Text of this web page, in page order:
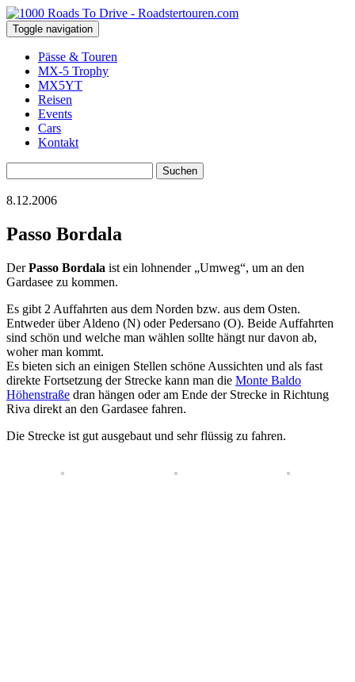
Toggle navigation
Pässe & Touren
MX-5 Trophy
MX5YT
Reisen
Events
Cars
Kontakt
nach:
8.12.2006
Passo Bordala
DerPasso Bordala ist ein lohnender „Umweg“, um an den
Gardasee zu kommen.
Es gibt 2 Auffahrten aus dem Norden bzw. aus dem Osten.
Entweder über Aldeno (N) oder Pedersano (O). Beide Auffahrten
sind schön und welche man wählen sollte hängt nur davon ab,
woher man kommt.
Es bieten sich an einigen Stellen schöne Aussichten und als fast
direkte Fortsetzung der Strecke kann man die Monte Baldo
Höhenstraße dran hängen oder am Ende der Strecke in Richtung
Riva direkt an den Gardasee fahren.
Die Strecke ist gut ausgebaut und sehr flüssig zu fahren.